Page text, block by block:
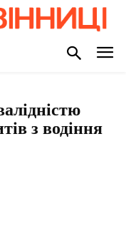
з водіння